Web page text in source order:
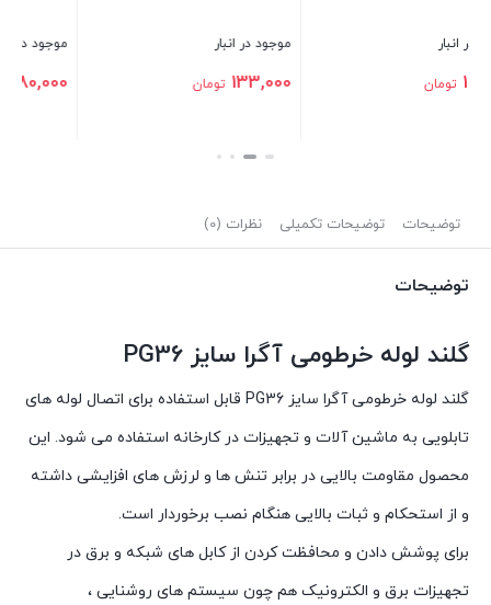
موجود در انبار
تومان
تومان
توضیحات توضیحات تکمیلی نظرات (0)
توضیحات
گلند لوله خرطومی آگرا سایز PG36
گلند لوله خرطومی آگرا سایز PG36 قابل استفاده برای اتصال لوله های
تابلویی به ماشین آلات و تجهیزات در کارخانه استفاده می شود. این
محصول مقاومت بالایی در برابر تنش ها و لرزش های افزایشی داشته
و از استحکام و ثبات بالایی هنگام نصب برخوردار است.
برای پوشش دادن و محافظت کردن از کابل های شبکه و برق در
تجهیزات برق و الکترونیک هم چون سیستم های روشنایی ،